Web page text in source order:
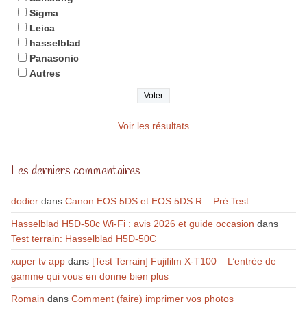
Sigma
Leica
hasselblad
Panasonic
Autres
Voir les résultats
Les derniers commentaires
dodierdans Canon EOS 5DS et EOS 5DS R – Pré Test
Hasselblad H5D-50c Wi-Fi : avis 2026 et guide occasion dans
Test terrain: Hasselblad H5D-50C
xuper tv appdans [Test Terrain] Fujifilm X-T100 – L’entrée de
gamme qui vous en donne bien plus
Romain dans Comment (faire) imprimer vos photos